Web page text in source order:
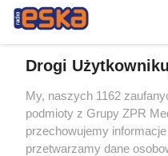
Drogi
My, naszych 1162
podmioty z Grupy ZPR
przechowujemy
przetwarzamy dane